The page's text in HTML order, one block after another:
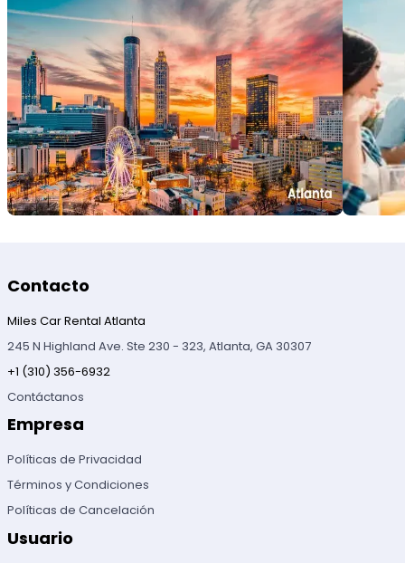
Contacto
Miles Car Rental Atlanta
245 N Highland Ave. Ste 230 - 323, Atlanta, GA 30307
+1 (310) 356-6932
Contáctanos
Empresa
Políticas de Privacidad
Términos y Condiciones
Políticas de Cancelación
Usuario